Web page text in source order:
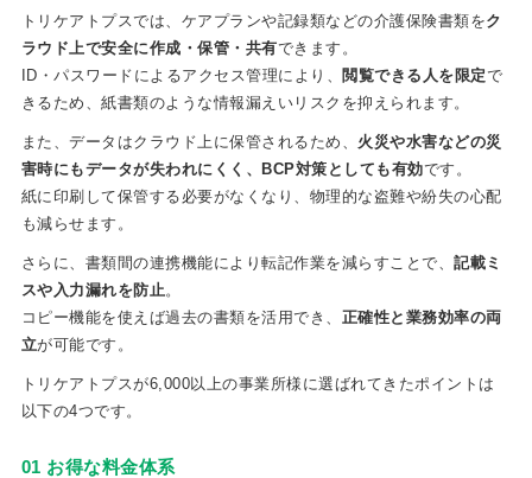
トリケアトプスでは、ケアプランや記録類などの介護保険書類をク
ラウド上で安全に作成・保管・共有できます。
ID・パスワードによるアクセス管理により、 閲覧できる人を限定で
きるため、紙書類のような情報漏えいリスクを抑えられます。
また、データはクラウド上に保管されるため、 火災や水害などの災
害時にもデータが失われにくく、BCP対策としても有効です。
紙に印刷して保管する必要がなくなり、物理的な盗難や紛失の心配
も減らせます。
さらに、書類間の連携機能により転記作業を減らすことで、記載ミ
スや入力漏れを防止 。
コピー機能を使えば過去の書類を活用でき、 正確性と業務効率の両
立が可能です。
トリケアトプスが6,000以上の事業所様に選ばれてきたポイントは
以下の4つです。
01 お得な料金体系